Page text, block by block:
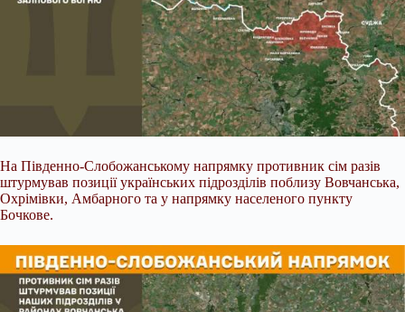
На Південно-Слобожанському напрямку противник сім разів
штурмував позиції українських підрозділів поблизу Вовчанська,
Охрімівки, Амбарного та у напрямку населеного пункту
Бочкове.